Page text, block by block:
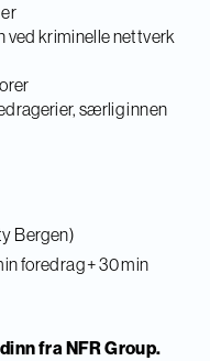
ved kriminelle nettverk
særlig innen
Bergen)
foredrag + 30 min
fra NFR Group.